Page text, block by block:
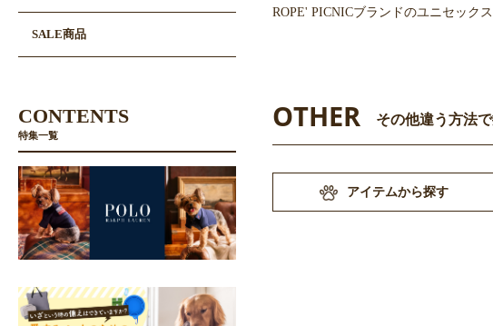
ROPE' PICNICブランドのユニセック
OTHER その他違う方法
アイテムから探す
SALE商品
CONTENTS
特集一覧